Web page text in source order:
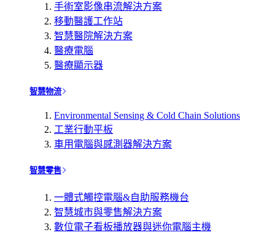
手術室影像串流解決方案
移動醫護工作站
智慧醫院解決方案
醫療電腦
醫療顯示器
智慧物流
Environmental Sensing & Cold Chain Solutions
工業行動平板
車用電腦與感測器解決方案
智慧零售
一體式觸控電腦&自助服務機台
智慧城市與零售解決方案
數位電子看板播放器與迷你電腦主機